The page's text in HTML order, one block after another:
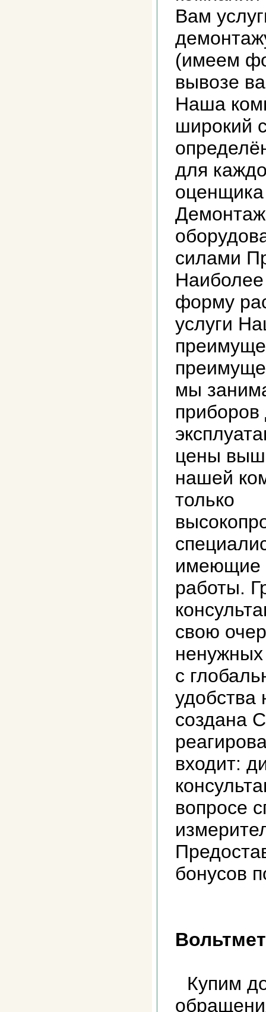
Вам
(имеем
вывозе
Наша
широкий
для
Демонтаж
силами
форму
услуги
мы
цены
нашей
только
имеющие
работы.
свою
с
удобства
создана
входит:
вопросе
бонусов
Купим